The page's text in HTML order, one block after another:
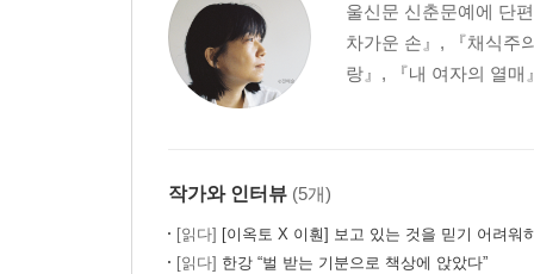
울신문 신춘문예에 단
차가운 손』, 『채식주
랑』, 『내 여자의 열매
작가와 인터뷰 (5개)
[읽다] [이옥토 X 이훤] 보고 있는 것을 믿기 어려워
[읽다] 한강 “벌 받는 기분으로 책상에 앉았다”